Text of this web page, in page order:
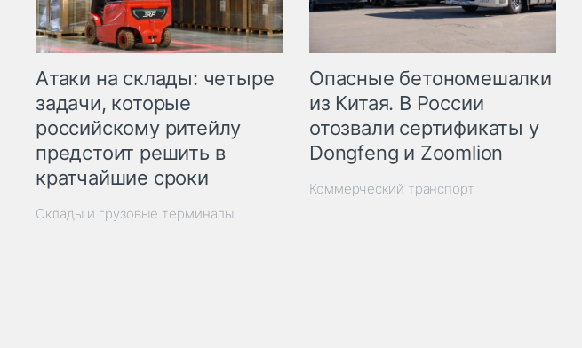
Атаки на склады: четыре
задачи, которые
российскому ритейлу
предстоит решить в
кратчайшие сроки
Склады и грузовые терминалы
Опасные бетономешалки
из Китая. В России
отозвали сертификаты у
Dongfeng и Zoomlion
Коммерческий транспорт